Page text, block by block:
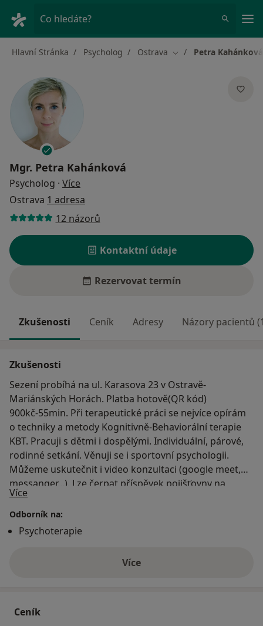
Co hledáte?
Hlavní Stránka Psycholog Ostrava Změna města
Petra Kahánková
Mgr. Petra Kahánková
Psycholog · Více
Ostrava 1 adresa
12 názorů
Kontaktní údaje
Rezervovat termín
Zkušenosti Ceník Adresy Názory pacientů
Zkušenosti
Sezení probíhá na ul. Karasova 23 v Ostravě-
Mariánských Horách. Platba hotově(QR kód)
900kč-55min. Při terapeutické práci se nejvíce opírám
o techniky a metody Kognitivně-Behaviorální terapie
KBT. Pracuji s dětmi i dospělými. Individuální, párové,
rodinné setkání. Věnuji se i sportovní psychologii.
Můžeme uskutečnit i video konzultaci (google meet,
messanger...). Lze čerpat příspěvek pojišťovny na
soukromé terapie, jsem řádnou členkou České
asociace pro psychoterapii.
Více
Odborník na:
Psychoterapie
Víceo zkušenostech
Ceník